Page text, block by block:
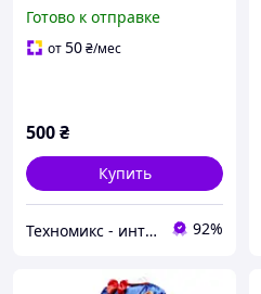
цветными карандашами
для детей QR + 20
Готово к отправке
от50₴/мес
500₴
Купить
Техномикс - интернет - магазин качественной техники, электроники и других товаров для дома и работы 92%